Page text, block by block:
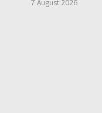
7 August 2026